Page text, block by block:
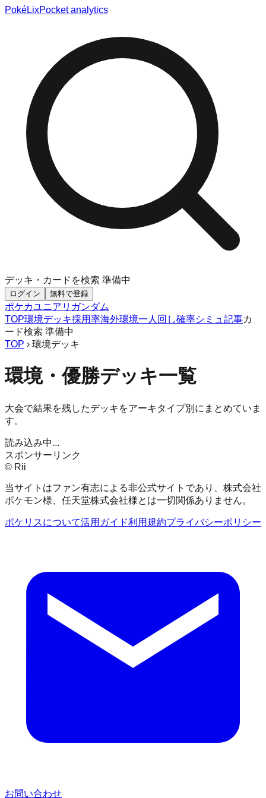
PokéLixPocket analytics
デッキ・カードを検索 準備中
ログイン 無料で登録
ポケカユニアリ ガンダム
TOP環境デッキ採用率海外環境一人回し確率シミュ 記事カ
ード検索 準備中
TOP › 環境デッキ
環境・優勝デッキ一覧
大会で結果を残したデッキをアーキタイプ別にまとめていま
す。
読み込み中...
スポンサーリンク
© Rii
当サイトはファン有志による非公式サイトであり、株式会社
ポケモン様、任天堂株式会社様とは一切関係ありません。
ポケリスについて活用ガイド利用規約プライバシーポリシー
お問い合わせ